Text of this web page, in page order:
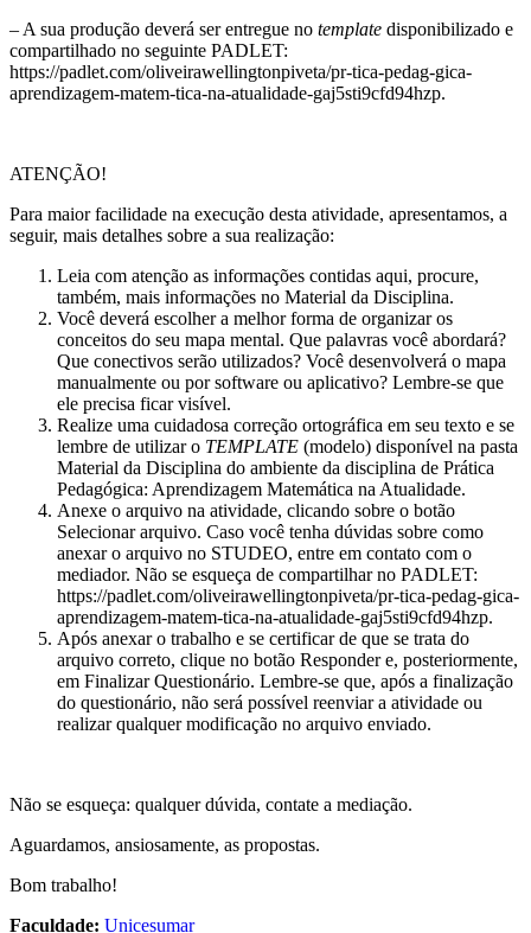
– A sua produção deverá ser entregue no template disponibilizado e
compartilhado no seguinte PADLET:
https://padlet.com/oliveirawellingtonpiveta/pr-tica-pedag-gica-
aprendizagem-matem-tica-na-atualidade-gaj5sti9cfd94hzp.
ATENÇÃO!
Para maior facilidade na execução desta atividade, apresentamos, a
seguir, mais detalhes sobre a sua realização:
Leia com atenção as informações contidas aqui, procure,
também, mais informações no Material da Disciplina.
Você deverá escolher a melhor forma de organizar os
conceitos do seu mapa mental. Que palavras você abordará?
Que conectivos serão utilizados? Você desenvolverá o mapa
manualmente ou por software ou aplicativo? Lembre-se que
ele precisa ficar visível.
Realize uma cuidadosa correção ortográfica em seu texto e se
lembre de utilizar o TEMPLATE (modelo) disponível na pasta
Material da Disciplina do ambiente da disciplina de Prática
Pedagógica: Aprendizagem Matemática na Atualidade.
Anexe o arquivo na atividade, clicando sobre o botão
Selecionar arquivo. Caso você tenha dúvidas sobre como
anexar o arquivo no STUDEO, entre em contato com o
mediador. Não se esqueça de compartilhar no PADLET:
https://padlet.com/oliveirawellingtonpiveta/pr-tica-pedag-gica-
aprendizagem-matem-tica-na-atualidade-gaj5sti9cfd94hzp.
Após anexar o trabalho e se certificar de que se trata do
arquivo correto, clique no botão Responder e, posteriormente,
em Finalizar Questionário. Lembre-se que, após a finalização
do questionário, não será possível reenviar a atividade ou
realizar qualquer modificação no arquivo enviado.
Não se esqueça: qualquer dúvida, contate a mediação.
Aguardamos, ansiosamente, as propostas.
Bom trabalho!
Faculdade: Unicesumar